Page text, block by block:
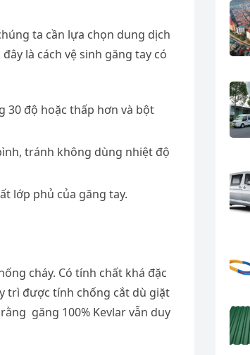
ta cần lựa chọn dung dịch
là cách vệ sinh găng tay có
30 độ hoặc thấp hơn và bột
tránh không dùng nhiệt độ
lớp phủ của găng tay.
cháy. Có tính chất khá đặc
trì được tính chống cắt dù giặt
găng 100% Kevlar vẫn duy